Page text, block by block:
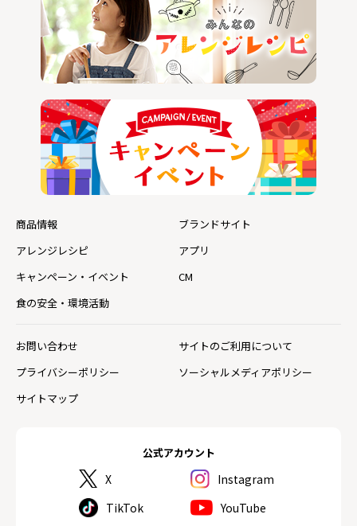
公式アカウント
X
Instagram
TikTok
YouTube
商品情報
ブランドサイト
アレンジレシピ
アプリ
キャンペーン・イベント
CM
食の安全・環境活動
お問い合わせ
サイトのご利用について
プライバシーポリシー
ソーシャルメディアポリシー
サイトマップ